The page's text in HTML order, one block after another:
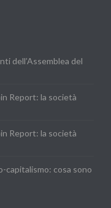
dell’Assemblea del
Report: la società
Report: la società
capitalismo: cosa sono